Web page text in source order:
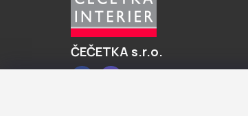
ČEČETKA s.r.o.
FacebookInstagram